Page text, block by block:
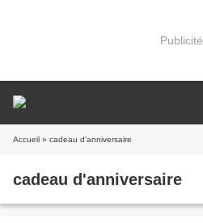
Publicité
Accueil » cadeau d'anniversaire
cadeau d'anniversaire